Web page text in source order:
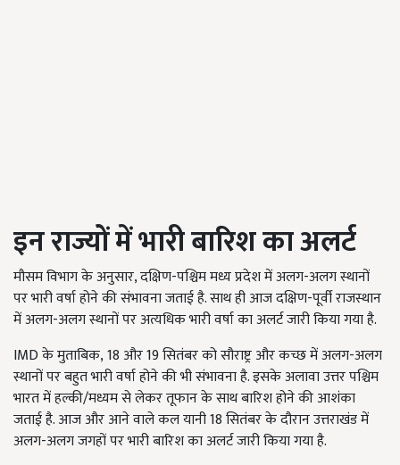
इन राज्यों में भारी बारिश का अलर्ट
मौसम विभाग के अनुसार,दक्षिण-पश्चिम मध्य प्रदेश में अलग-अलग स्थानों
पर भारी वर्षा होने की संभावना जताई है. साथ ही आज दक्षिण-पूर्वी राजस्थान
में अलग-अलग स्थानों पर अत्यधिक भारी वर्षा का अलर्ट जारी किया गया है.
IMDके मुताबिक, 18 और19सितंबर को सौराष्ट्र और कच्छ में अलग-अलग
स्थानों पर बहुत भारी वर्षा होने की भी संभावना है. इसके अलावा उत्तर पश्चिम
भारत में हल्की/मध्यम से लेकर तूफान के साथ बारिश होने की आशंका
जताई है. आज और आने वाले कल यानी18सितंबर के दौरान उत्तराखंड में
अलग-अलग जगहों पर भारी बारिश का अलर्ट जारी किया गया है.